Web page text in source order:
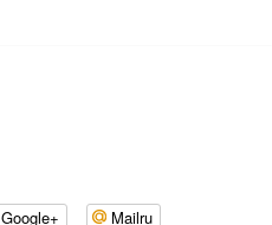
Google+ Mailru